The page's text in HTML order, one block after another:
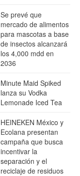
Se prevé que
mercado de alimentos
para mascotas a base
de insectos alcanzará
los 4,000 mdd en
2036
Minute Maid Spiked
lanza su Vodka
Lemonade Iced Tea
HEINEKEN México y
Ecolana presentan
campaña que busca
incentivar la
separación y el
reciclaje de residuos